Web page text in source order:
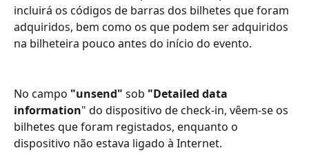
incluirá os códigos de barras dos bilhetes que foram
adquiridos, bem como os que podem ser adquiridos
na bilheteira pouco antes do início do evento.
No campo "unsend" sob "Detailed data
information" do dispositivo de check-in, vêem-se os
bilhetes que foram registados, enquanto o
dispositivo não estava ligado à Internet.